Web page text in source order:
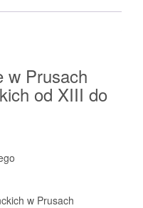
w Prusach
od XIII do
w Prusach